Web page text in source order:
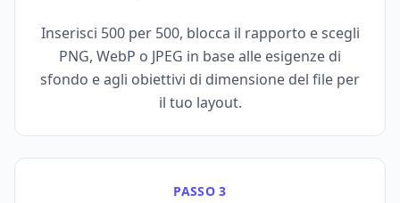
Inserisci 500 per 500, blocca il rapporto e scegli
PNG, WebP o JPEG in base alle esigenze di
sfondo e agli obiettivi di dimensione del file per
il tuo layout.
PASSO 3